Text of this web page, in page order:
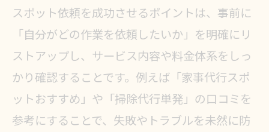
スポット依頼を成功させるポイントは、事前に
「自分がどの作業を依頼したいか」を明確にリ
ストアップし、サービス内容や料金体系をしっ
かり確認することです。例えば「家事代行スポ
ットおすすめ」や「掃除代行単発」の口コミを
参考にすることで、失敗やトラブルを未然に防